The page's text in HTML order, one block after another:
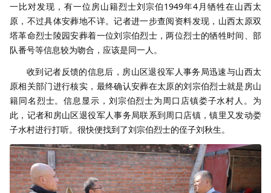
一比对发现，有一位房山籍烈士刘宗伯1949年4月牺牲在山西太
原，不过具体安葬地不详。记者进一步查阅资料发现，山西太原双
塔革命烈士陵园安葬着一位刘宗伯烈士，两位烈士的牺牲时间、部
队番号等信息较为吻合，应该是同一人。
收到记者反馈的信息后，房山区退役军人事务局迅速与山西太
原相关部门进行核实，最终确认安葬在太原的刘宗伯烈士就是房山
籍同名烈士。信息显示，刘宗伯烈士为周口店镇娄子水村人。为
此，记者和房山区退役军人事务局联系到周口店镇，镇里又发动娄
子水村进行打听。 很快便找到了刘宗伯烈士的侄子刘秋生。